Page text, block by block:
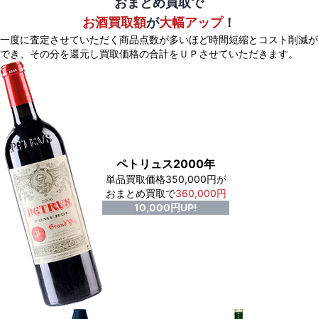
お酒買取額が大幅アップ！
一度に査定させていただく商品点数が多いほど時間短縮とコスト削減が
でき、 その分を還元し買取価格の合計をＵＰさせていただきます。
ペトリュス2000年
単品買取価格350,000円が
おまとめ買取で360,000円
10,000円UP!